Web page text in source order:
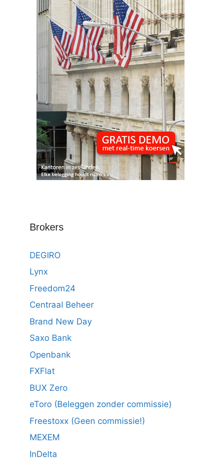
Brokers
DEGIRO
Lynx
Freedom24
Centraal Beheer
Brand New Day
Saxo Bank
Openbank
FXFlat
BUX Zero
eToro (Beleggen zonder commissie)
Freestoxx (Geen commissie!)
MEXEM
InDelta